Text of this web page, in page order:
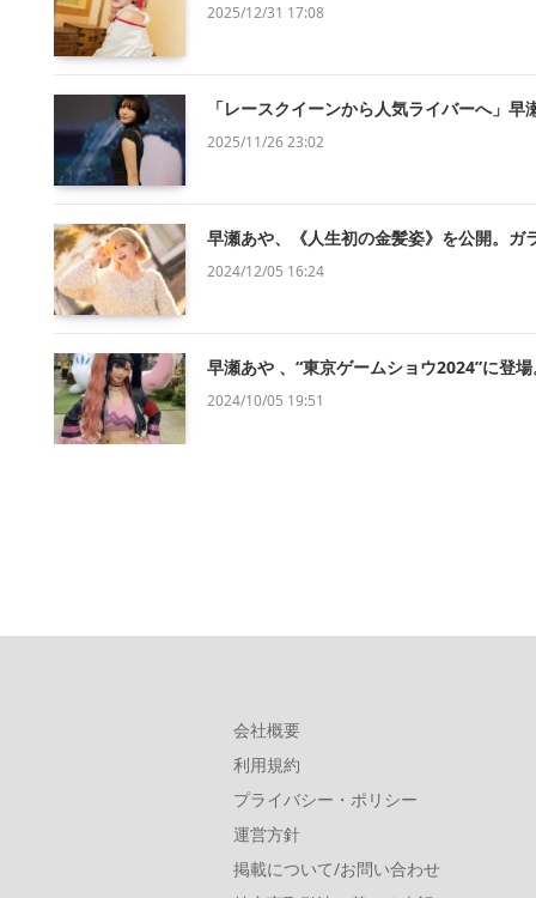
2025/12/31 17:08
「レースクイーンから人気ライバーへ」
2025/11/26 23:02
早瀬あや、《人生初の金髪姿》を公開。
2024/12/05 16:24
早瀬あや 、“東京ゲームショウ2024”に登
2024/10/05 19:51
会社概要
利用規約
プライバシー・ポリシー
運営方針
掲載について/お問い合わせ